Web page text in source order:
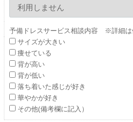
予備ドレスサービス相談内容 ※詳細は
サイズが大きい
痩せている
背が高い
背が低い
落ち着いた感じが好き
華やかが好き
その他(備考欄に記入）